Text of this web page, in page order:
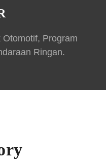
Otomotif, Program
Ringan.